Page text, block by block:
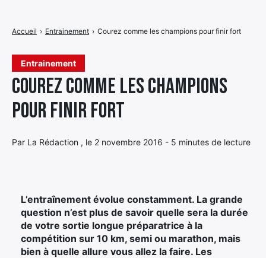
Entrainement
Courez comme les champions
pour finir fort
Par La Rédaction , le 2 novembre 2016 - 5 minutes de lecture
Accueil › Entrainement › Courez comme les champions pour finir fort
L’entraînement évolue constamment. La grande
question n’est plus de savoir quelle sera la durée
de votre sortie longue préparatrice à la
compétition sur 10 km, semi ou marathon, mais
bien à quelle allure vous allez la faire. Les
menude
menu
de
menu